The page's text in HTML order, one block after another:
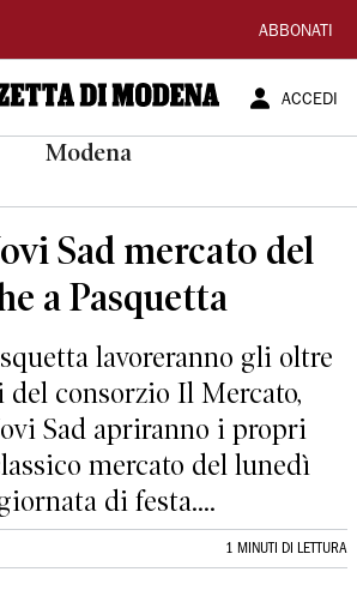
ABBONATI
ACCEDI
Modena
Sad mercato del
a Pasquetta
lavoreranno gli oltre
consorzio Il Mercato,
Sad apriranno i propri
mercato del lunedì
di festa....
1 MINUTI DI LETTURA